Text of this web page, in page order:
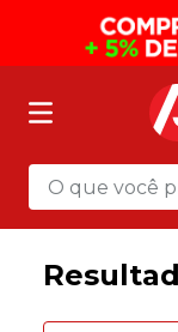
O que você
Termos mais